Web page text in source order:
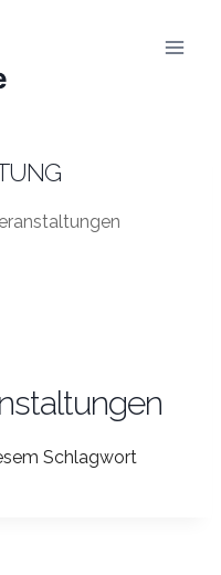
Schlagwort